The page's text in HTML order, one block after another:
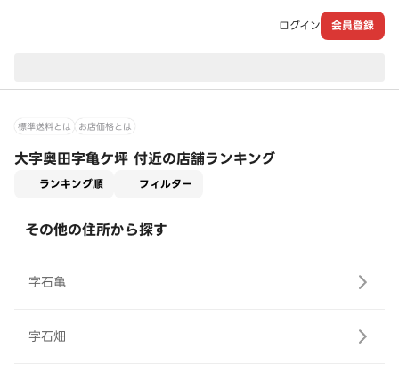
ログイン 会員登録
標準送料とは お店価格とは
大字奥田字亀ケ坪 付近の店舗ランキング
ランキング順 フィルター
その他の住所から探す
字石亀
字石畑